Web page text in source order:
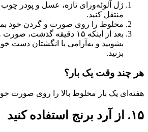
ژل آلوئه‌ورای تازه، عسل و پودر
منتقل کنید.
مخلوط را روی صورت و گردن خود
بعد از اینکه ۱۵ دقیقه گذشت،
بشویید و به‌آرامی با انگشتان دست
بزنید.
هر چند وقت یک بار؟
هفته‌ای یک بار مخلوط بالا را روی صورت
۱۵. از آرد برنج استفاده کنید